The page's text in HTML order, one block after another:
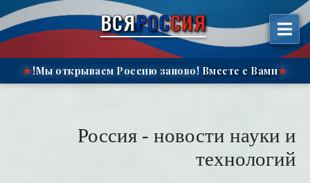
Перейти
к
содержимому
ВСЯРОССИЯ
★
Мы открываем Россию заново! Вместе с Вами!
★
Россия - новости науки и
технологий